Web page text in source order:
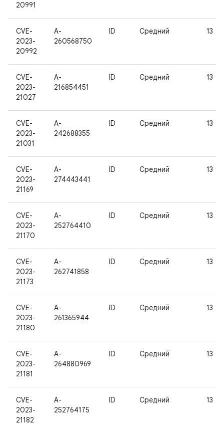
20991
CVE-
2023-
20992
A-
260568750
ID Средний 13
CVE-
2023-
21027
A-
216854451
ID Средний 13
CVE-
2023-
21031
A-
242688355
ID Средний 13
CVE-
2023-
21169
A-
274443441
ID Средний 13
CVE-
2023-
21170
A-
252764410
ID Средний 13
CVE-
2023-
21173
A-
262741858
ID Средний 13
CVE-
2023-
21180
A-
261365944
ID Средний 13
CVE-
2023-
21181
A-
264880969
ID Средний 13
CVE-
2023-
21182
A-
252764175
ID Средний 13